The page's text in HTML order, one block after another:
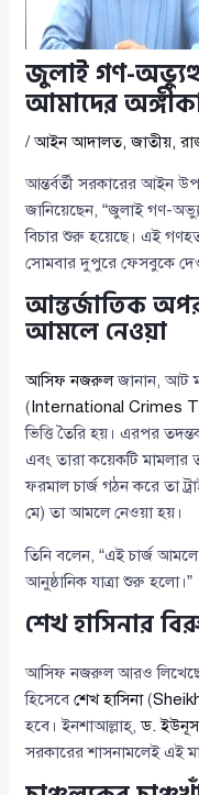
জুলাই গণ-
আমাদের
/আইন আদালত,জাতীয়,
আন্তর্বর্তী সরকারের আইন
জানিয়েছেন, “জুলাই গণ-
বিচার শুরু হয়েছে। এই
সোমবার দুপুরে ফেসবুকে
আন্তর্জাতিক
আমলে নেওয়া
আসিফ নজরুলজানান, আট
( International Crimes
ভিত্তি তৈরি হয়। এরপর
এবং তারা কয়েকটি মামলার
ফরমাল চার্জ গঠন করে তা
মে) তা আমলে নেওয়া হয়।
তিনি বলেন, “এই চার্জ আমলে
আনুষ্ঠানিক যাত্রা শুরু হলো।”
শেখ হাসিনার
আসিফ নজরুল আরও
হিসেবেশেখ হাসিনা(
হবে। ইনশাআল্লাহ্,ড. ইউনূস
সরকারের শাসনামলেই এই